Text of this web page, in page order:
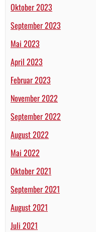
Oktober 2023
September 2023
Mai 2023
April 2023
Februar 2023
November 2022
September 2022
August 2022
Mai 2022
Oktober 2021
September 2021
August 2021
Juli 2021